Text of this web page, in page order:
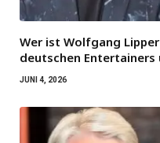
Wer ist Wolfgang
deutschen Entertainers
JUNI 4, 2026